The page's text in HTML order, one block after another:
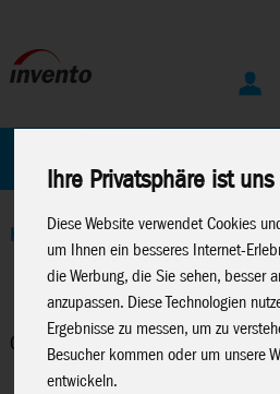
Ihre Privatsphäre ist
Diese Website verwendet Cookies
um Ihnen ein besseres Internet-
die Werbung, die Sie sehen, besser
anzupassen. Diese Technologien
Ergebnisse zu messen, um zu
Besucher kommen oder um unsere
entwickeln.
Home >Drachen>Drachen Zubehör
Griffe/Winder/Spulen